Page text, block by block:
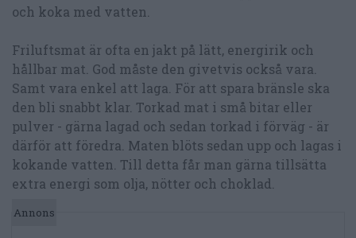
och koka med vatten.
Friluftsmat är ofta en jakt på lätt, energirik och
hållbar mat. God måste den givetvis också vara.
Samt vara enkel att laga. För att spara bränsle ska
den bli snabbt klar. Torkad mat i små bitar eller
pulver - gärna lagad och sedan torkad i förväg - är
därför att föredra. Maten blöts sedan upp och lagas i
kokande vatten. Till detta får man gärna tillsätta
extra energi som olja, nötter och choklad.